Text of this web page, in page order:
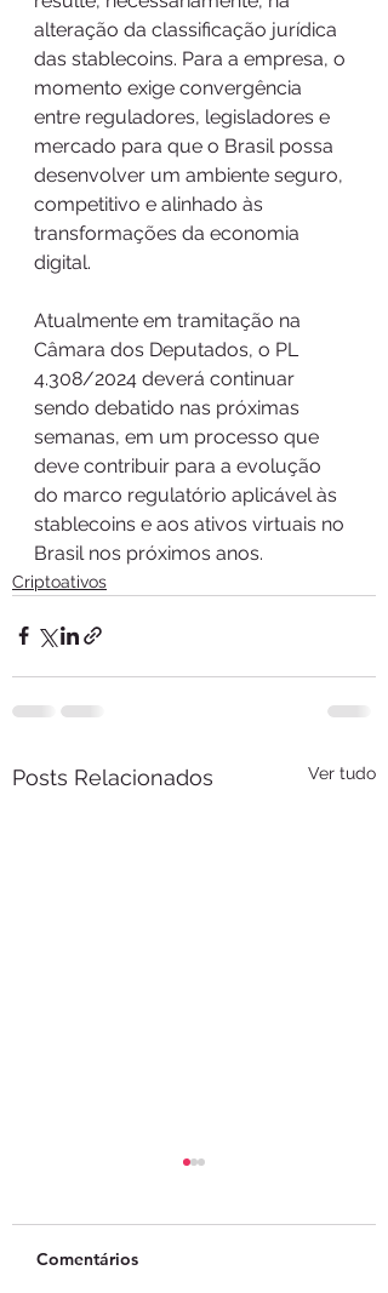
alteração da classificação jurídica
das stablecoins. Para a empresa, o
momento exige convergência
entre reguladores, legisladores e
mercado para que o Brasil possa
desenvolver um ambiente seguro,
competitivo e alinhado às
transformações da economia
digital.
Atualmente em tramitação na
Câmara dos Deputados, o PL
4.308/2024 deverá continuar
sendo debatido nas próximas
semanas, em um processo que
deve contribuir para a evolução
do marco regulatório aplicável às
stablecoins e aos ativos virtuais no
Brasil nos próximos anos.
Criptoativos
Posts Relacionados Ver tudo
Comentários